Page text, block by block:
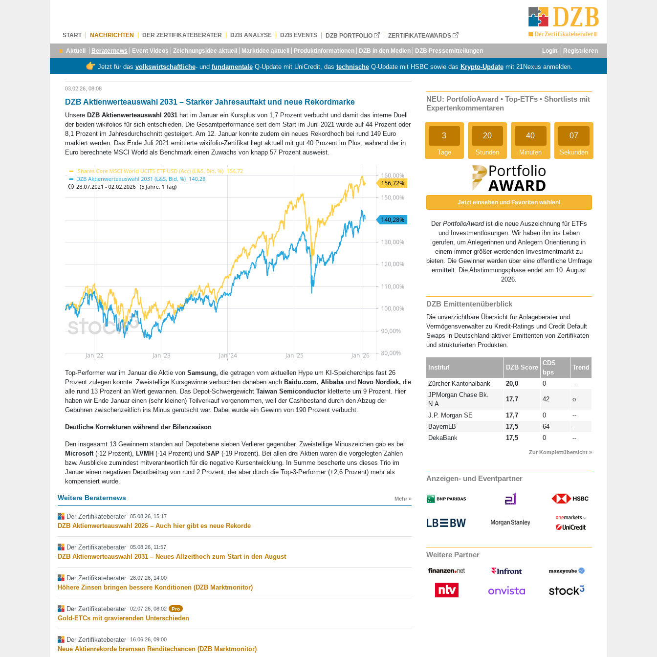
START NACHRICHTEN DER ZERTIFIKATEBERATER DZB ANALYSE DZB EVENTS DZB PORTFOLIO ZERTIFIKATEAWARDS
Aktuell Beraternews Event Videos Zeichnungsidee aktuell Marktidee aktuell Produktinformationen DZB in den Medien DZB Pressemitteilungen Login Registrieren
Jetzt für das volkswirtschaftliche- und fundamentaleQ-Update mit UniCredit, das technischeQ-Update mit HSBC sowie das Krypto-Updatemit 21Nexus anmelden.
03.02.26, 08:08
DZB Aktienwerteauswahl 2031 – Starker Jahresauftakt und neue Rekordmarke
Unsere DZB Aktienwerteauswahl 2031 hat im Januar ein Kursplus von 1,7 Prozent verbucht und damit das interne Duell
der beiden wikifolios für sich entschieden. Die Gesamtperformance seit dem Start im Juni 2021 wurde auf 44 Prozent oder
8,1 Prozent im Jahresdurchschnitt gesteigert. Am 12. Januar konnte zudem ein neues Rekordhoch bei rund 149 Euro
markiert werden. Das Ende Juli 2021 emittierte wikifolio-Zertifikat liegt aktuell mit gut 40 Prozent im Plus, während der in
Euro berechnete MSCI World als Benchmark einen Zuwachs von knapp 57 Prozent ausweist.
Top-Performer war im Januar die Aktie von Samsung, die getragen vom aktuellen Hype um KI-Speicherchips fast 26
Prozent zulegen konnte. Zweistellige Kursgewinne verbuchten daneben auch Baidu.com, Alibaba und Novo Nordisk, die
alle rund 13 Prozent an Wert gewannen. Das Depot-Schwergewicht Taiwan Semiconductor kletterte um 9 Prozent. Hier
haben wir Ende Januar einen (sehr kleinen) Teilverkauf vorgenommen, weil der Cashbestand durch den Abzug der
Gebühren zwischenzeitlich ins Minus gerutscht war. Dabei wurde ein Gewinn von 190 Prozent verbucht.
Deutliche Korrekturen während der Bilanzsaison
Den insgesamt 13 Gewinnern standen auf Depotebene sieben Verlierer gegenüber. Zweistellige Minuszeichen gab es bei
Microsoft (-12 Prozent), LVMH (-14 Prozent) und SAP (-19 Prozent). Bei allen drei Aktien waren die vorgelegten Zahlen
bzw. Ausblicke zumindest mitverantwortlich für die negative Kursentwicklung. In Summe bescherte uns dieses Trio im
Januar einen negativen Depotbeitrag von rund 2 Prozent, der aber durch die Top-3-Performer (+2,6 Prozent) mehr als
kompensiert wurde.
Weitere Beraternews Mehr »
Der Zertifikateberater 05.08.26, 15:17
DZB Aktienwerteauswahl 2026 – Auch hier gibt es neue Rekorde
Der Zertifikateberater 05.08.26, 11:57
DZB Aktienwerteauswahl 2031 – Neues Allzeithoch zum Start in den August
Der Zertifikateberater 28.07.26, 14:00
Höhere Zinsen bringen bessere Konditionen (DZB Marktmonitor)
Der Zertifikateberater 02.07.26, 08:02 Pro
Gold-ETCs mit gravierenden Unterschieden
Der Zertifikateberater 16.06.26, 09:00
Neue Aktienrekorde bremsen Renditechancen (DZB Marktmonitor)
NEU: PortfolioAward • Top-ETFs • Shortlists mit
Expertenkommentaren
3
Tage
20
Stunden
40
Minuten
07
Sekunden
Jetzt einsehen und Favoriten wählen!
Der PortfolioAwardist die neue Auszeichnung für ETFs
und Investmentlösungen. Wir haben ihn ins Leben
gerufen, um Anlegerinnen und Anlegern Orientierung in
einem immer größer werdenden Investmentmarkt zu
bieten. Die Gewinner werden über eine öffentliche Umfrage
ermittelt. Die Abstimmungsphase endet am 10. August
2026.
DZB Emittentenüberblick
Die unverzichtbare Übersicht für Anlageberater und
Vermögensverwalter zu Kredit-Ratings und Credit Default
Swaps in Deutschland aktiver Emittenten von Zertifikaten
und strukturierten Produkten.
Institut DZB Score
CDS
bps
Trend
Zürcher Kantonalbank 20,0 0
--
JPMorgan Chase Bk.
N.A.
17,7 42 o
J.P. Morgan SE 17,7 0
--
BayernLB
17,5 64
-
DekaBank
17,5 0 --
Zur Komplettübersicht »
Anzeigen- und Eventpartner
Weitere Partner